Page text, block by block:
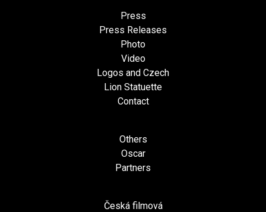
Press
Press Releases
Photo
Video
Logos and Czech
Lion Statuette
Contact
Others
Oscar
Partners
Česká filmová